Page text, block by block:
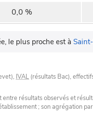
0,0 %
le plus proche est à
IVAL (résultats Bac),
résultats observés et
; son agrégation